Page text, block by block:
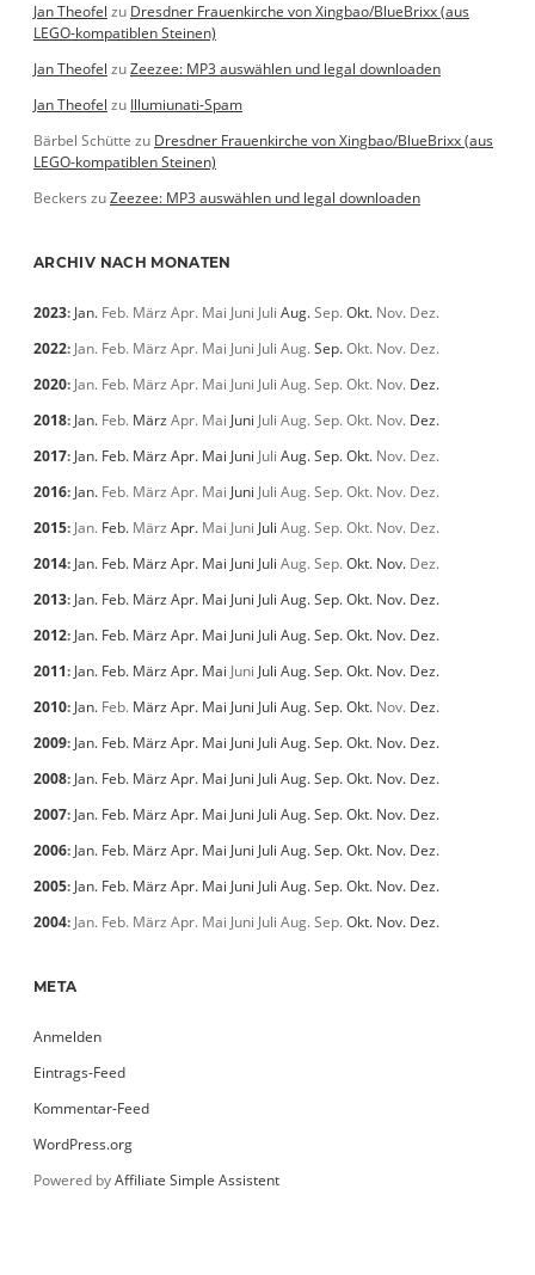
Jan Theofel zu Dresdner Frauenkirche von Xingbao/BlueBrixx (aus
LEGO-kompatiblen Steinen)
Jan Theofel zuZeezee: MP3 auswählen und legal downloaden
Jan Theofel zu Illumiunati-Spam
Bärbel Schütte zu Dresdner Frauenkirche von Xingbao/BlueBrixx (aus
LEGO-kompatiblen Steinen)
Beckers zuZeezee: MP3 auswählen und legal downloaden
ARCHIV NACH MONATEN
2023: Jan. Feb. März Apr. Mai Juni Juli Aug.Sep.Okt. Nov. Dez.
2022: Jan. Feb. März Apr. Mai Juni Juli Aug.Sep.Okt. Nov. Dez.
2020: Jan. Feb. März Apr. Mai Juni Juli Aug.Sep.Okt. Nov. Dez.
2018: Jan. Feb. März Apr. Mai Juni Juli Aug.Sep.Okt. Nov. Dez.
2017: Jan. Feb. März Apr. Mai Juni Juli Aug.Sep.Okt. Nov. Dez.
2016: Jan. Feb. März Apr. Mai Juni Juli Aug.Sep.Okt. Nov. Dez.
2015: Jan. Feb. März Apr. Mai Juni Juli Aug.Sep.Okt. Nov. Dez.
2014: Jan. Feb. März Apr. Mai Juni Juli Aug.Sep.Okt. Nov. Dez.
2013: Jan. Feb. März Apr. Mai Juni Juli Aug.Sep.Okt. Nov. Dez.
2012: Jan. Feb. März Apr. Mai Juni Juli Aug.Sep.Okt. Nov. Dez.
2011: Jan. Feb. März Apr. Mai Juni Juli Aug.Sep.Okt. Nov. Dez.
2010: Jan. Feb. März Apr. Mai Juni Juli Aug.Sep.Okt. Nov. Dez.
2009: Jan. Feb. März Apr. Mai Juni Juli Aug.Sep.Okt. Nov. Dez.
2008: Jan. Feb. März Apr. Mai Juni Juli Aug.Sep.Okt. Nov. Dez.
2007: Jan. Feb. März Apr. Mai Juni Juli Aug.Sep.Okt. Nov. Dez.
2006: Jan. Feb. März Apr. Mai Juni Juli Aug.Sep.Okt. Nov. Dez.
2005: Jan. Feb. März Apr. Mai Juni Juli Aug.Sep.Okt. Nov. Dez.
2004: Jan. Feb. März Apr. Mai Juni Juli Aug.Sep.Okt. Nov. Dez.
META
Anmelden
Eintrags-Feed
Kommentar-Feed
WordPress.org
Powered byAffiliate Simple Assistent